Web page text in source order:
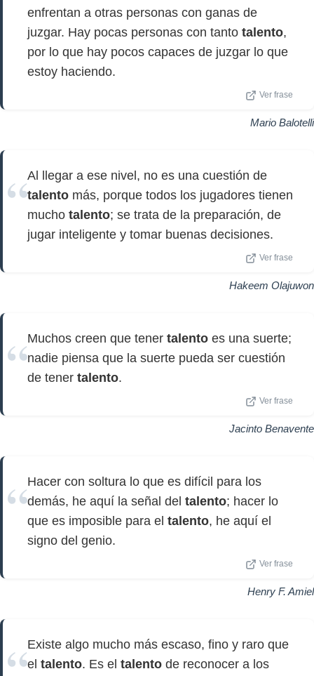
enfrentan a otras personas con ganas de
juzgar. Hay pocas personas con tanto talento,
por lo que hay pocos capaces de juzgar lo que
estoy haciendo.
Ver frase
Mario Balotelli
Al llegar a ese nivel, no es una cuestión de
talento más, porque todos los jugadores tienen
mucho talento; se trata de la preparación, de
jugar inteligente y tomar buenas decisiones.
Ver frase
Hakeem Olajuwon
Muchos creen que tener talento es una suerte;
nadie piensa que la suerte pueda ser cuestión
de tener talento.
Ver frase
Jacinto Benavente
Hacer con soltura lo que es difícil para los
demás, he aquí la señal del talento; hacer lo
que es imposible para el talento, he aquí el
signo del genio.
Ver frase
Henry F. Amiel
Existe algo mucho más escaso, fino y raro que
el talento. Es el talento de reconocer a los